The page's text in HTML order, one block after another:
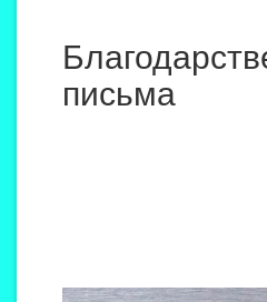
письма